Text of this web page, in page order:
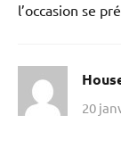
l’occasion se
20